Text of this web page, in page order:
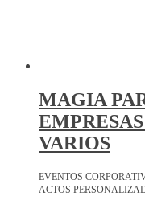
MAGIA
VARIOS
EVENTOS
ACTOS